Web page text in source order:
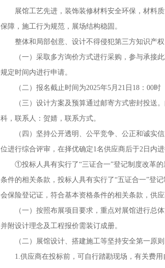
展馆工艺先进，装饰装修材料安全环保，材料质
保障，施工行为规范，展场结构稳固。
整体和局部创意、设计不得侵犯第三方知识产权
（一）采取多方询价方式进行采购，参与承接此
规定时间内进行申请。
（二）报名截止时间为2025年5月21日18：00时
（三）设计方案及预算通过邮寄方式密封投送。
科，联系人：贺婧，联系方式。
（四）坚持公开透明、公平竞争、公正和诚实信
位进行综合评审，在择优确定1名供应商后于2日内进
①投标人具有实行了“三证合一”登记制度改革的
条件的相关条款，投标人具有实行了“五证合一”登
会保险登记证，符合基本资格条件的相关条款，供
（一）按照布展项目要求，重点对展馆进行总体
并附设计理念及工程报价需装订成册。
（二）展馆设计、搭建施工等坚持安全第一原则
1.供应商在投标前，可自行踏勘现场，有关费用